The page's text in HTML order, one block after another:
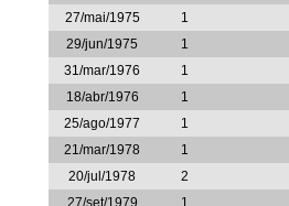
27/mai/1975
1
29/jun/1975
1
31/mar/1976
1
18/abr/1976
1
25/ago/1977
1
21/mar/1978
1
20/jul/1978
2
27/set/1979
1